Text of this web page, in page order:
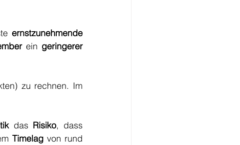
ernstzunehmende
ein geringerer
zu rechnen. Im
das Risiko, dass
Timelag